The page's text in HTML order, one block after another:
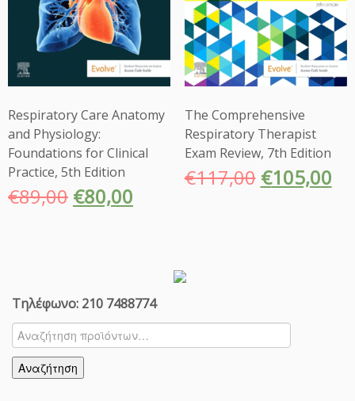
Respiratory Care Anatomy
and Physiology:
Foundations for Clinical
Practice, 5th Edition
€89,00 €80,00
The Comprehensive
Respiratory Therapist
Exam Review, 7th Edition
€117,00 €105,00
Τηλέφωνο: 210 7488774
Αναζήτηση
για:
Αναζήτηση